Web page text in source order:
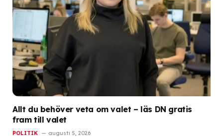
Allt du behöver veta om valet – läs DN gratis
fram till valet
POLITIK augusti 5, 2026